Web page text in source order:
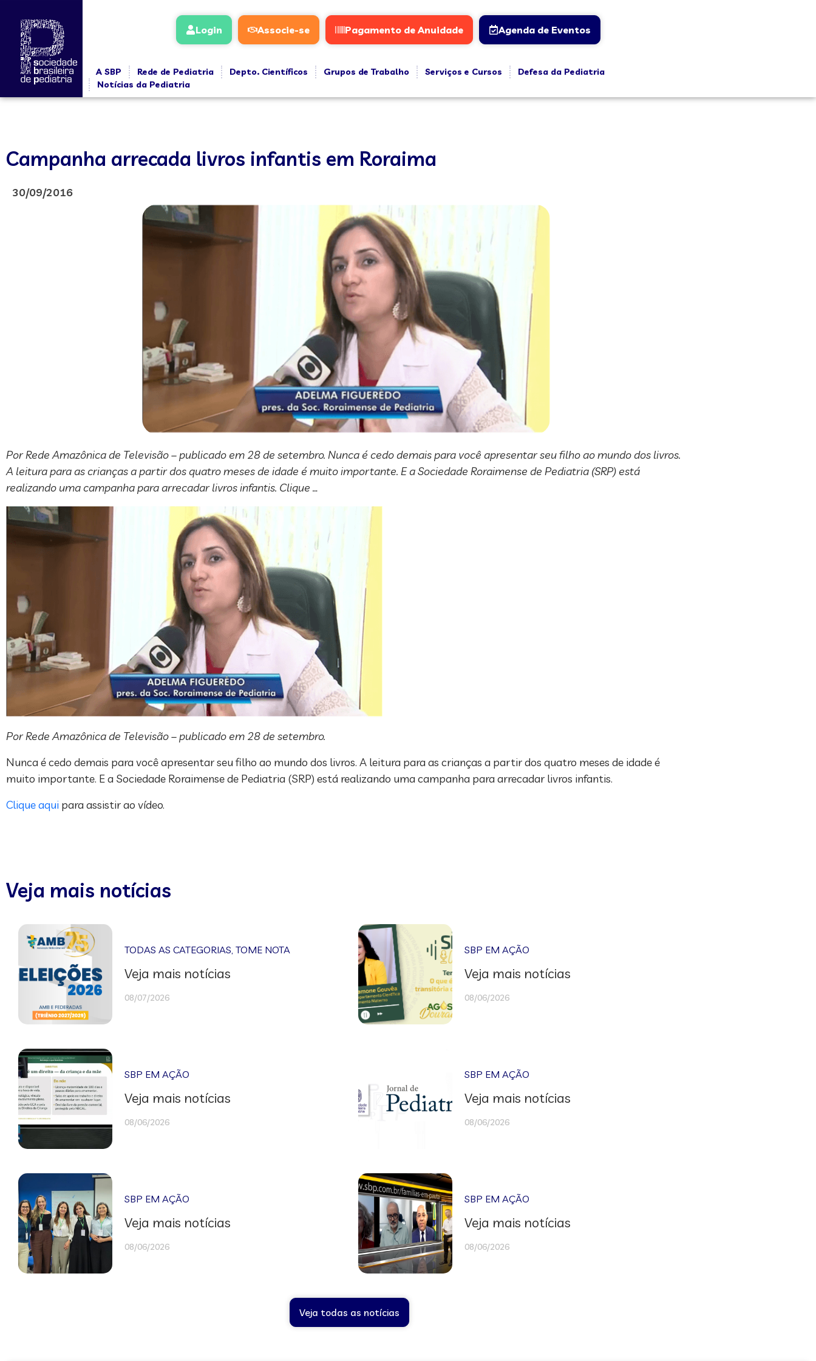
Login Associe-se Pagamento de Anuidade Agenda de Eventos
A SBP Rede de Pediatria Depto. Científicos Grupos de Trabalho Serviços e Cursos
Defesa da Pediatria
Notícias da Pediatria
Campanha arrecada livros infantis em Roraima
30/09/2016
Por Rede Amazônica de Televisão – publicado em 28 de setembro. Nunca é cedo demais para você apresentar seu filho ao mundo dos livros.
A leitura para as crianças a partir dos quatro meses de idade é muito importante. E a Sociedade Roraimense de Pediatria (SRP) está
realizando uma campanha para arrecadar livros infantis. Clique …
Por Rede Amazônica de Televisão – publicado em 28 de setembro.
Nunca é cedo demais para você apresentar seu filho ao mundo dos livros. A leitura para as crianças a partir dos quatro meses de idade é
muito importante. E a Sociedade Roraimense de Pediatria (SRP) está realizando uma campanha para arrecadar livros infantis.
Clique aqui para assistir ao vídeo.
Veja mais notícias
TODAS AS CATEGORIAS,TOME NOTA
Veja mais notícias
08/07/2026
SBP EM AÇÃO
Veja mais notícias
08/06/2026
SBP EM AÇÃO
Veja mais notícias
08/06/2026
SBP EM AÇÃO
Veja mais notícias
08/06/2026
SBP EM AÇÃO
Veja mais notícias
08/06/2026
SBP EM AÇÃO
Veja mais notícias
08/06/2026
Veja todas as notícias